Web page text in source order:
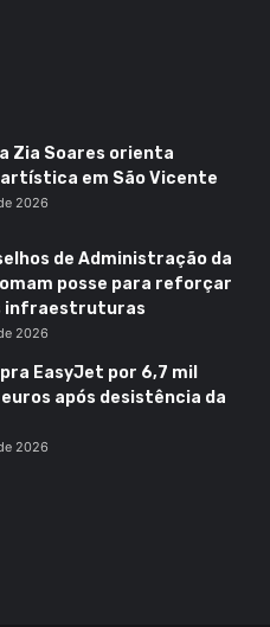
Zia Soares orienta
em São Vicente
2026
de Administração da
posse para reforçar
infraestruturas
2026
EasyJet por 6,7 mil
após desistência da
2026